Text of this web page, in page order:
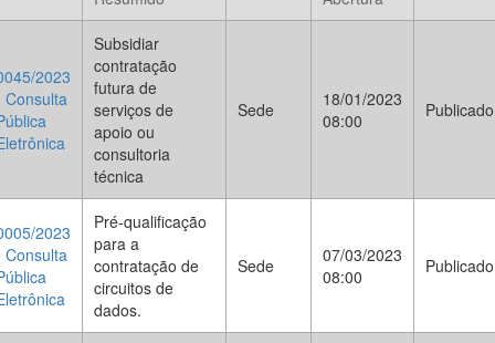
2023
Consulta
Subsidiar
contratação
futura de
serviços de
apoio ou
consultoria
técnica
Sede
18/01/2023
08:00
Publicado
2023
Consulta
Pré-qualificação
para a
contratação de
circuitos de
dados.
Sede
07/03/2023
08:00
Publicado